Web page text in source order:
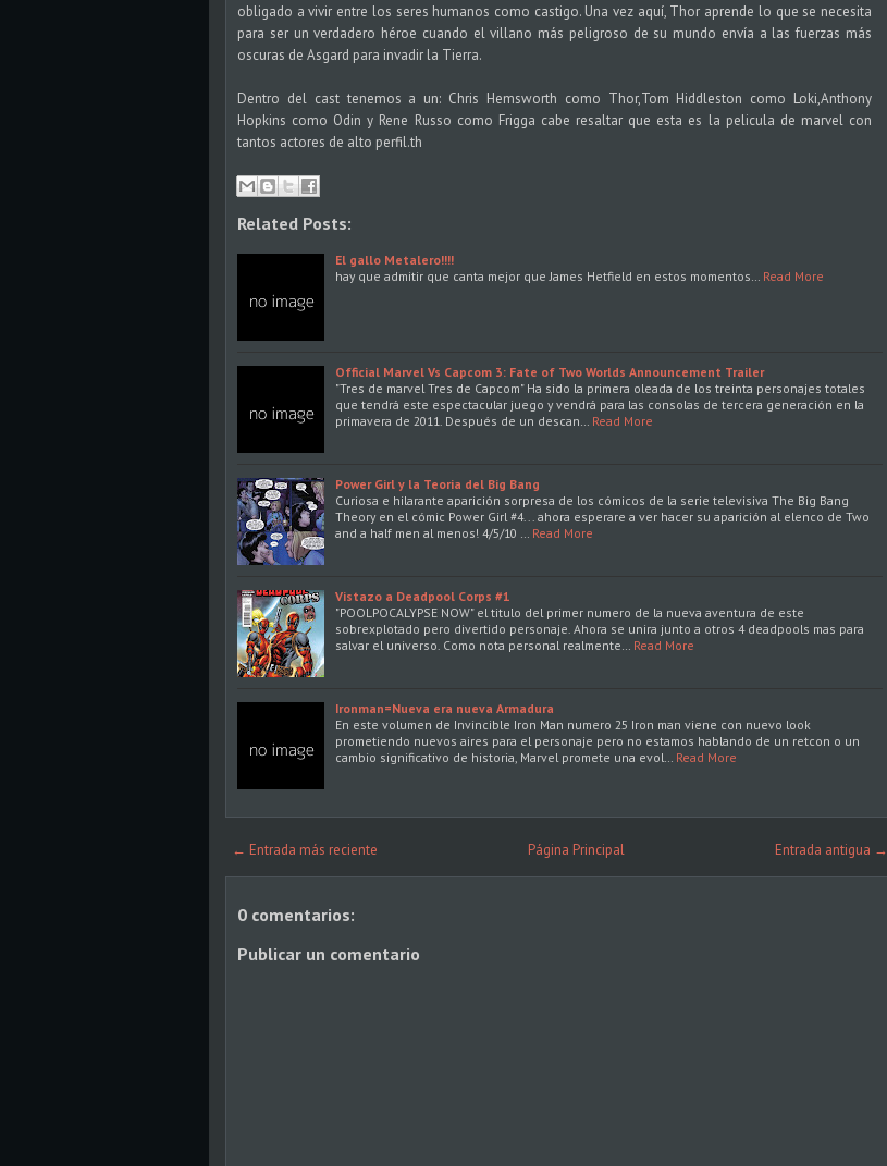
obligado a vivir entre los seres humanos como castigo. Una vez aquí, Thor aprende lo que se necesita
para ser un verdadero héroe cuando el villano más peligroso de su mundo envía a las fuerzas más
oscuras de Asgard para invadir la Tierra.
Dentro del cast tenemos a un: Chris Hemsworth como Thor,Tom Hiddleston como Loki,Anthony
Hopkins como Odin y Rene Russo como Frigga cabe resaltar que esta es la pelicula de marvel con
tantos actores de alto perfil.th
Related Posts:
El gallo Metalero!!!!
hay que admitir que canta mejor que James Hetfield en estos momentos…
Read More
Official Marvel Vs Capcom 3: Fate of Two Worlds Announcement Trailer
"Tres de marvel Tres de Capcom" Ha sido la primera oleada de los treinta personajes totales
que tendrá este espectacular juego y vendrá para las consolas de tercera generación en la
primavera de 2011. Después de un descan…
Read More
Power Girl y la Teoria del Big Bang
Curiosa e hilarante aparición sorpresa de los cómicos de la serie televisiva The Big Bang
Theory en el cómic Power Girl #4... ahora esperare a ver hacer su aparición al elenco de Two
and a half men al menos! 4/5/10 …
Read More
Vistazo a Deadpool Corps #1
"POOLPOCALYPSE NOW" el titulo del primer numero de la nueva aventura de este
sobrexplotado pero divertido personaje. Ahora se unira junto a otros 4 deadpools mas para
salvar el universo. Como nota personal realmente…
Read More
Ironman=Nueva era nueva Armadura
En este volumen de Invincible Iron Man numero 25 Iron man viene con nuevo look
prometiendo nuevos aires para el personaje pero no estamos hablando de un retcon o un
cambio significativo de historia, Marvel promete una evol…
Read More
← Entrada más reciente Entrada antigua →
Página Principal
0 comentarios:
Publicar un comentario